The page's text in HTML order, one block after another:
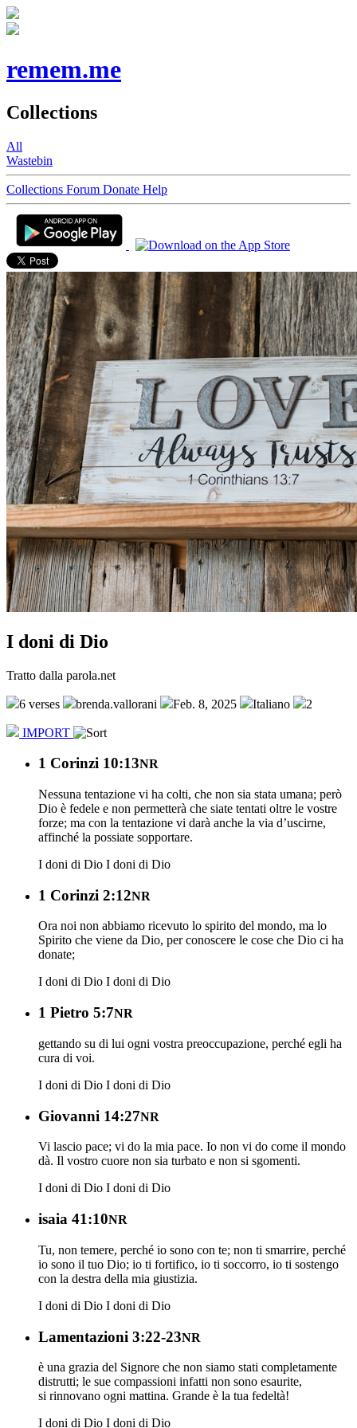
remem.me
Collections
All
Wastebin
Collections Forum Donate Help
I doni di Dio
Tratto dalla parola.net
6 verses brenda.vallorani Feb. 8, 2025 Italiano 2
IMPORT
1 Corinzi 10:13NR
Nessuna tentazione vi ha colti, che non sia stata umana; però
Dio è fedele e non permetterà che siate tentati oltre le vostre
forze; ma con la tentazione vi darà anche la via d’uscirne,
affinché la possiate sopportare.
I doni di Dio I doni di Dio
1 Corinzi 2:12NR
Ora noi non abbiamo ricevuto lo spirito del mondo, ma lo
Spirito che viene da Dio, per conoscere le cose che Dio ci ha
donate;
I doni di Dio I doni di Dio
1 Pietro 5:7NR
gettando su di lui ogni vostra preoccupazione, perché egli ha
cura di voi.
I doni di Dio I doni di Dio
Giovanni 14:27NR
Vi lascio pace; vi do la mia pace. Io non vi do come il mondo
dà. Il vostro cuore non sia turbato e non si sgomenti.
I doni di Dio I doni di Dio
isaia 41:10NR
Tu, non temere, perché io sono con te; non ti smarrire, perché
io sono il tuo Dio; io ti fortifico, io ti soccorro, io ti sostengo
con la destra della mia giustizia.
I doni di Dio I doni di Dio
Lamentazioni 3:22-23NR
è una grazia del Signore che non siamo stati completamente
distrutti; le sue compassioni infatti non sono esaurite,
si rinnovano ogni mattina. Grande è la tua fedeltà!
I doni di Dio I doni di Dio